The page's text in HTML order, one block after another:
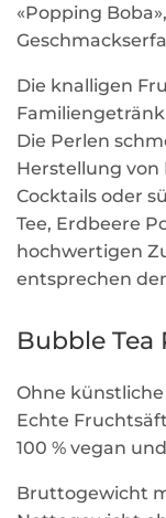
«Popping
Die knalligen
Die Perlen
Herstellung von
Cocktails oder
Tee, Erdbeere
hochwertigen
entsprechen
Bubble Tea
Ohne
Echte
100 % vegan
Bruttogewicht